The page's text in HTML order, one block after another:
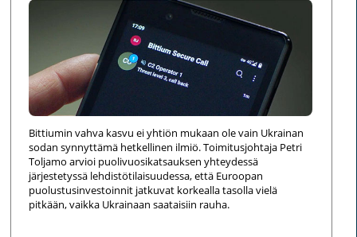
Bittiumin vahva kasvu ei yhtiön mukaan ole vain Ukrainan
sodan synnyttämä hetkellinen ilmiö. Toimitusjohtaja Petri
Toljamo arvioi puolivuosikatsauksen yhteydessä
järjestetyssä lehdistötilaisuudessa, että Euroopan
puolustusinvestoinnit jatkuvat korkealla tasolla vielä
pitkään, vaikka Ukrainaan saataisiin rauha.